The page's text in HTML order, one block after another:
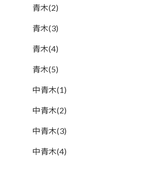
青木(2)
青木(3)
青木(4)
青木(5)
中青木(1)
中青木(2)
中青木(3)
中青木(4)